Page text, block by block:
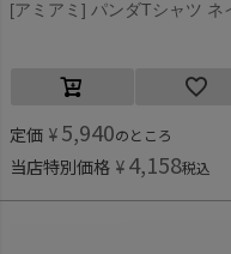
定価 ¥ 5,940のところ
当店特別価格 ¥ 4,158税込